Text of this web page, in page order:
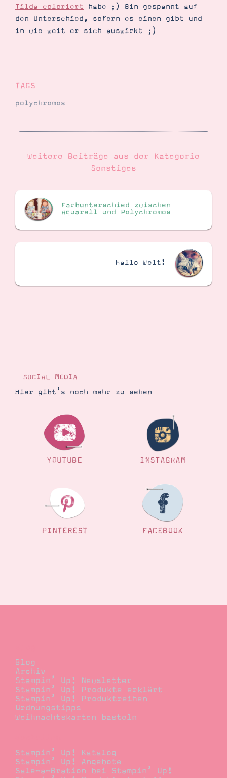
Tipps & Tricks
Ordnungstipps
Suche Impressum Datenschutz
Tilda coloriert habe ;) Bin gespannt auf
den Unterschied, sofern es einen gibt und
in wie weit er sich auswirkt ;)
TAGS
polychromos
Weitere Beiträge aus der Kategorie
Sonstiges
Farbunterschied zwischen
Aquarell und Polychromos
Hallo Welt!
SOCIAL MEDIA
Hier gibt’s noch mehr zu sehen
YOUTUBE INSTAGRAM
PINTEREST FACEBOOK
Blog
Archiv
Stampin’ Up! Newsletter
Stampin’ Up! Produkte erklärt
Stampin’ Up! Produktreihen
Ordnungstipps
Weihnachtskarten basteln
Stampin’ Up! Katalog
Stampin’ Up! Angebote
Sale-a-Bration bei Stampin’ Up!